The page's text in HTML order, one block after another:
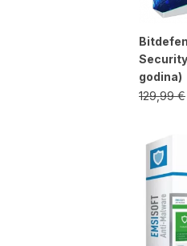
Security
godina)
129,99€